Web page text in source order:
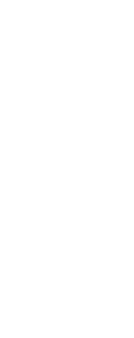
לב לדרישות
לעזור לעצב
התוצאה היתה